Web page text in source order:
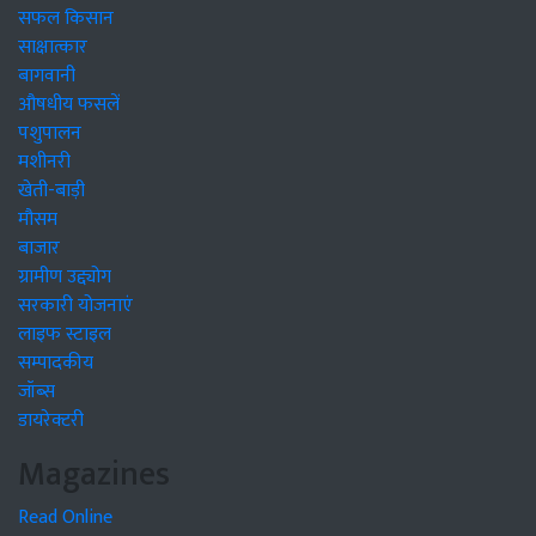
सफल किसान
साक्षात्कार
बागवानी
औषधीय फसलें
पशुपालन
मशीनरी
खेती-बाड़ी
मौसम
बाजार
ग्रामीण उद्द्योग
सरकारी योजनाएं
लाइफ स्टाइल
सम्पादकीय
जॉब्स
डायरेक्टरी
Magazines
Read Online